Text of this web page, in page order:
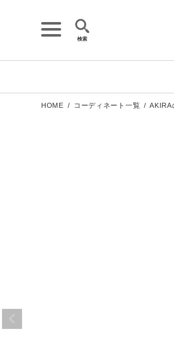
検索
キーワード
HOME コーディネート一覧 AKIRA